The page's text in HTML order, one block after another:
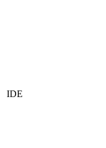
IDE